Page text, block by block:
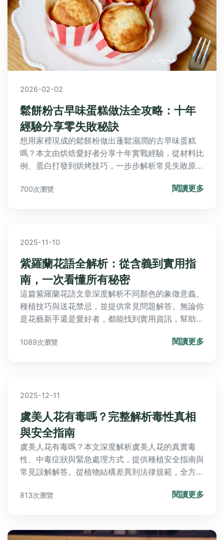
2026-02-02
鬆餅粉古早味蛋糕做法全攻略：十年
經驗分享零失敗秘訣
想用家裡現成的鬆餅粉做出蓬鬆濕潤的古早味蛋糕
嗎？本文由烘焙愛好者分享十年實戰經驗，從材料比
例、蛋白打發到烘烤技巧，一步步解析常見失敗原
700次瀏覽 閱讀更多
2025-11-10
紫羅蘭花語全解析：從含義到實用指
南，一次看懂所有秘密
這篇紫羅蘭花語文章深度解析不同顏色的象徵意義、
種植技巧與送花禁忌，並提供常見問題解答。無論你
是花藝新手還是愛好者，都能找到實用資訊，幫助你
比較、養護方法及實用表格，讓你輕鬆掌握所有細
1089次瀏覽 閱讀更多
2025-12-11
虞美人花有毒嗎？完整解析毒性真相
與安全指南
虞美人花有毒嗎？本文深度解析虞美人花的真實毒
性、中毒症狀與緊急處理方式，提供種植安全指南與
常見誤解解答。從植物結構差異到法律規範，全方位
813次瀏覽 閱讀更多